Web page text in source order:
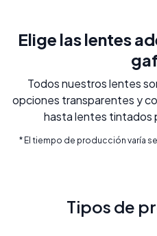
Elige las lentes
Todos nuestros lentes
opciones transparentes y
hasta lentes tintados
* El tiempo de producción varía
Tipos de